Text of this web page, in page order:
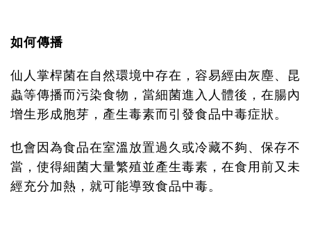
如何傳播
仙人掌桿菌在自然環境中存在，容易經由灰塵、昆
蟲等傳播而污染食物，當細菌進入人體後，在腸內
增生形成胞芽，產生毒素而引發食品中毒症狀。
也會因為食品在室溫放置過久或冷藏不夠、保存不
當，使得細菌大量繁殖並產生毒素，在食用前又未
經充分加熱，就可能導致食品中毒。